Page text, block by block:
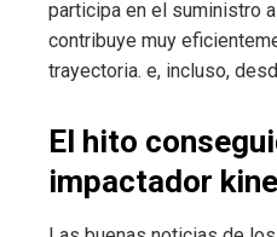
participa en el suministro
contribuye muy
trayectoria. e, incluso,
El hito
impactador